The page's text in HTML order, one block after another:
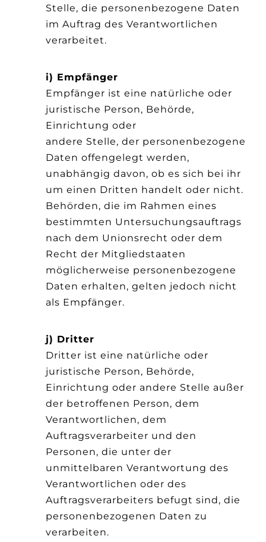
Stelle, die personenbezogene Daten
im Auftrag des Verantwortlichen
verarbeitet.
i) Empfänger
Empfänger ist eine natürliche oder
juristische Person, Behörde,
Einrichtung oder
andere Stelle, der personenbezogene
Daten offengelegt werden,
unabhängig davon, ob es sich bei ihr
um einen Dritten handelt oder nicht.
Behörden, die im Rahmen eines
bestimmten Untersuchungsauftrags
nach dem Unionsrecht oder dem
Recht der Mitgliedstaaten
möglicherweise personenbezogene
Daten erhalten, gelten jedoch nicht
als Empfänger.
j) Dritter
Dritter ist eine natürliche oder
juristische Person, Behörde,
Einrichtung oder andere Stelle außer
der betroffenen Person, dem
Verantwortlichen, dem
Auftragsverarbeiter und den
Personen, die unter der
unmittelbaren Verantwortung des
Verantwortlichen oder des
Auftragsverarbeiters befugt sind, die
personenbezogenen Daten zu
verarbeiten.